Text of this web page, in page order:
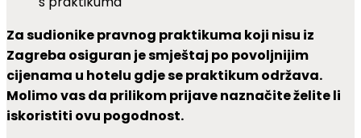
Za sudionike pravnog praktikuma koji nisu iz
Zagreba osiguran je smještaj po povoljnijim
cijenama u hotelu gdje se praktikum održava.
Molimo vas da prilikom prijave naznačite želite li
iskoristiti ovu pogodnost.